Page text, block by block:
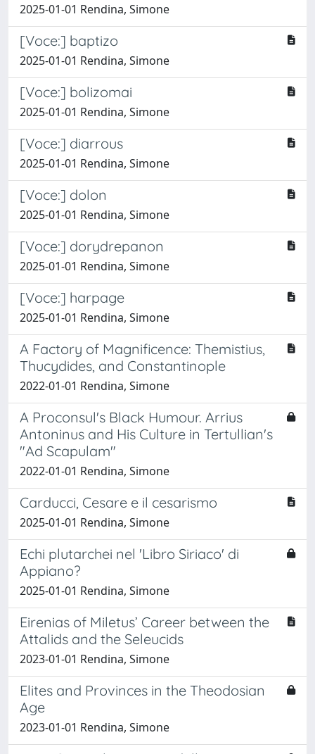
2025-01-01 Rendina, Simone
[Voce:] baptizo
2025-01-01 Rendina, Simone
[Voce:] bolizomai
2025-01-01 Rendina, Simone
[Voce:] diarrous
2025-01-01 Rendina, Simone
[Voce:] dolon
2025-01-01 Rendina, Simone
[Voce:] dorydrepanon
2025-01-01 Rendina, Simone
[Voce:] harpage
2025-01-01 Rendina, Simone
A Factory of Magnificence: Themistius,
Thucydides, and Constantinople
2022-01-01 Rendina, Simone
A Proconsul's Black Humour. Arrius
Antoninus and His Culture in Tertullian's
"Ad Scapulam"
2022-01-01 Rendina, Simone
Carducci, Cesare e il cesarismo
2025-01-01 Rendina, Simone
Echi plutarchei nel 'Libro Siriaco' di
Appiano?
2025-01-01 Rendina, Simone
Eirenias of Miletus’ Career between the
Attalids and the Seleucids
2023-01-01 Rendina, Simone
Elites and Provinces in the Theodosian
Age
2023-01-01 Rendina, Simone